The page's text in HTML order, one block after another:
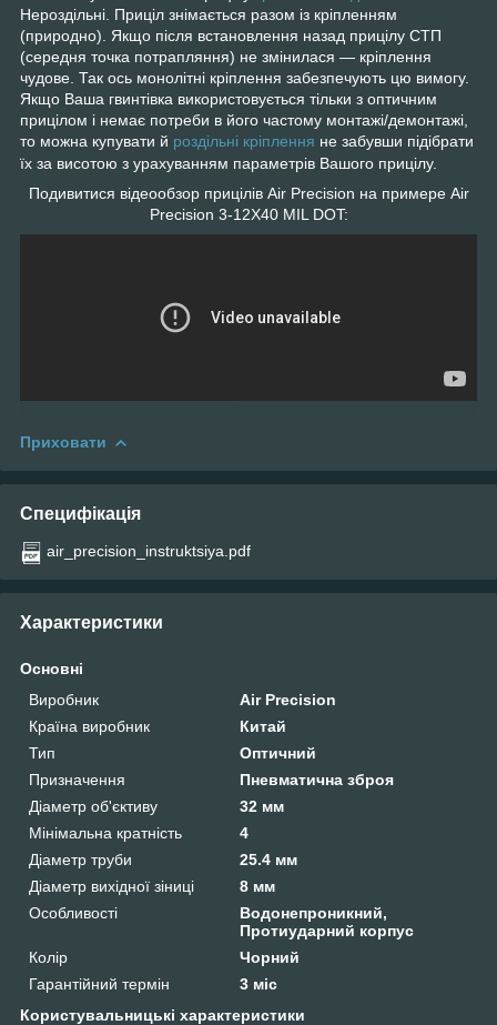
Нероздільні. Приціл знімається разом із кріпленням
(природно). Якщо після встановлення назад прицілу СТП
(середня точка потрапляння) не змінилася — кріплення
чудове. Так ось монолітні кріплення забезпечують цю вимогу.
Якщо Ваша гвинтівка використовується тільки з оптичним
прицілом і немає потреби в його частому монтажі/демонтажі,
то можна купувати й роздільні кріплення не забувши підібрати
їх за висотою з урахуванням параметрів Вашого прицілу.
Подивитися відеообзор прицілів Air Precision на примере Air
Precision 3-12X40 MIL DOT:
Приховати
Специфікація
air_precision_instruktsiya.pdf
Характеристики
Основні
Виробник
Air Precision
Країна виробник
Китай
Тип
Оптичний
Призначення
Пневматична зброя
Діаметр об'єктиву
32 мм
Мінімальна кратність
4
Діаметр труби
25.4 мм
Діаметр вихідної зіниці
8 мм
Особливості
Водонепроникний,
Протиударний корпус
Колір
Чорний
Гарантійний термін
3 міс
Користувальницькі характеристики